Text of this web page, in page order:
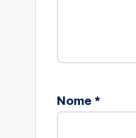
Nome *